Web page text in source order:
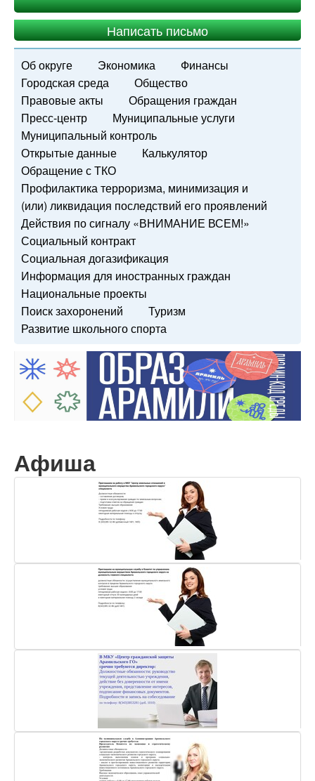
Написать письмо
Об округе Экономика
Финансы
Городская среда
Общество
Правовые акты
Обращения граждан
Пресс-центр
Муниципальные услуги
Муниципальный контроль
Открытые данные
Калькулятор
Обращение с ТКО
Профилактика терроризма, минимизация и
(или) ликвидация последствий его проявлений
Действия по сигналу «ВНИМАНИЕ ВСЕМ!»
Социальный контракт
Социальная догазификация
Информация для иностранных граждан
Национальные проекты
Поиск захоронений
Туризм
Развитие школьного спорта
Афиша